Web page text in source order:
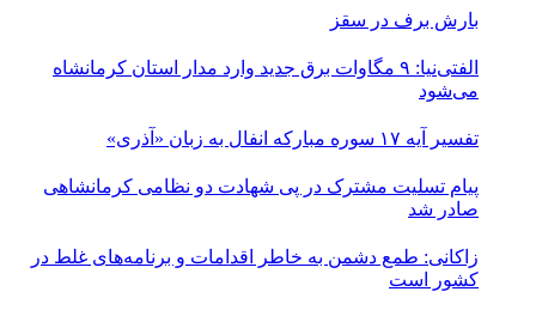
بارش برف در سقز
الفتی‌نیا: ۹ مگاوات برق جدید وارد مدار استان کرمانشاه
می‌شود
تفسیر آیه ۱۷ سوره مبارکه انفال به زبان «آذری»
پیام تسلیت مشترک در پی شهادت دو نظامی کرمانشاهی
صادر شد
زاکانی: طمع دشمن به خاطر اقدامات و برنامه‌های غلط در
کشور است